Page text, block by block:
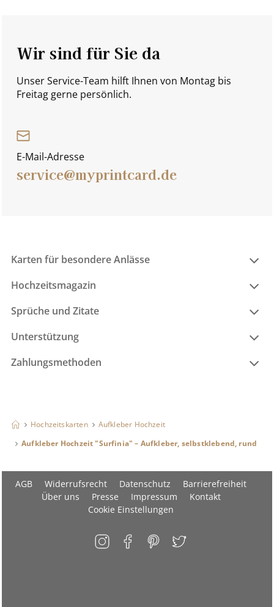
Wir sind für Sie da
Unser Service-Team hilft Ihnen von Montag bis
Freitag gerne persönlich.
E-Mail-Adresse
service@myprintcard.de
Karten für besondere Anlässe
Hochzeitsmagazin
Sprüche und Zitate
Unterstützung
Zahlungsmethoden
Hochzeitskarten
Aufkleber Hochzeit
Aufkleber Hochzeit "Surfinia" – Aufkleber, selbstklebend, rund
AGB Widerrufsrecht Datenschutz
Barrierefreiheit
Über uns
Presse Impressum
Kontakt
Cookie Einstellungen